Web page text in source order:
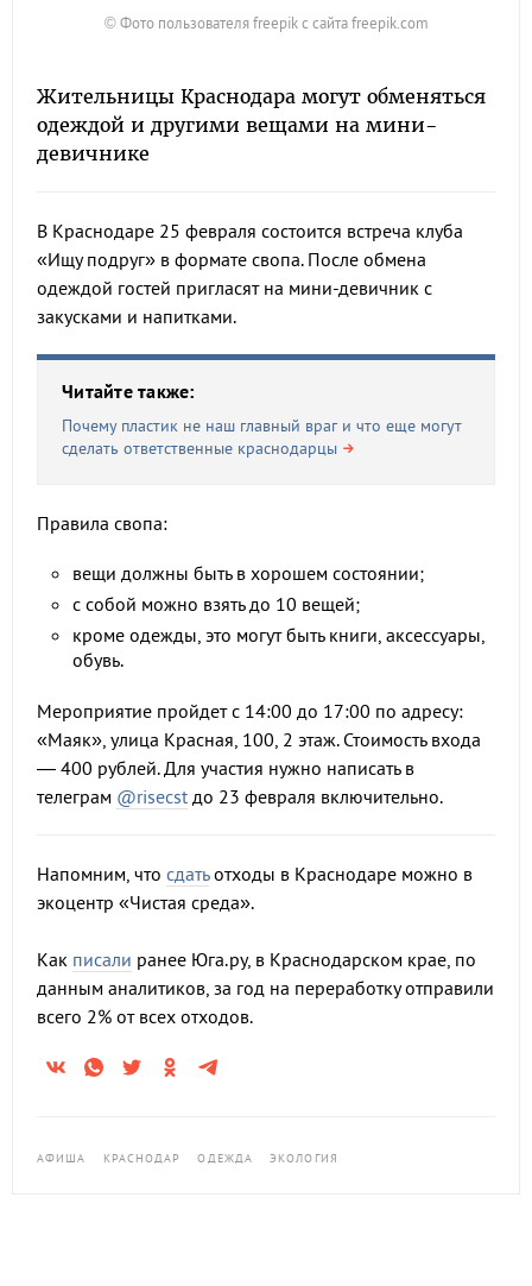
© Фото пользователя freepik с сайта freepik.com
Жительницы Краснодара могут обменяться
одеждой и другими вещами на мини-
девичнике
В Краснодаре 25 февраля состоится встреча клуба
«Ищу подруг» в формате свопа. После обмена
одеждой гостей пригласят на мини-девичник с
закусками и напитками.
Читайте также:
Почему пластик не наш главный враг и что еще могут
сделать ответственные краснодарцы
Правила свопа:
вещи должны быть в хорошем состоянии;
с собой можно взять до 10 вещей;
кроме одежды, это могут быть книги, аксессуары,
обувь.
Мероприятие пройдет с 14:00 до 17:00 по адресу:
«Маяк», улица Красная, 100, 2 этаж. Стоимость входа
— 400 рублей. Для участия нужно написать в
телеграм @risecst до 23 февраля включительно.
Напомним, что сдатьотходы в Краснодаре можно в
экоцентр «Чистая среда».
Как писали ранее Юга.ру, в Краснодарском крае, по
данным аналитиков, за год на переработку отправили
всего 2% от всех отходов.
АФИША КРАСНОДАР ОДЕЖДА ЭКОЛОГИЯ